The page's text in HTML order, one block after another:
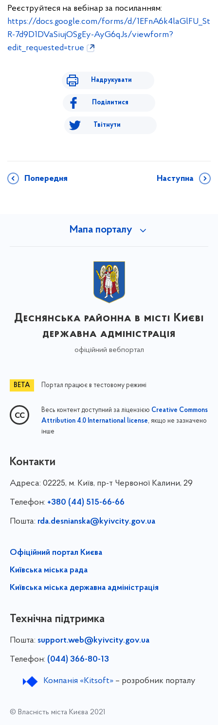
Реєструйтеся на вебінар за посиланням:
https://docs.google.com/forms/d/1EFnA6k4laGlFU_St
R-7d9D1DVaSiujOSgEy-AyG6qJs/viewform?
edit_requested=true
Надрукувати
Поділитися
Твітнути
Попередня Наступна
Мапа порталу
Деснянська районна в місті Києві
державна адміністрація
офіційний вебпортал
Портал працює в тестовому режимі
Весь контент доступний за ліцензією Creative Commons
Attribution 4.0 International license, якщо не зазначено
інше
Контакти
Адреса: 02225, м. Київ, пр-т Червоної Калини, 29
Телефон: +380 (44) 515-66-66
Пошта: rda.desnianska@kyivcity.gov.ua
Офіційний портал Києва
Київська міська рада
Київська міська державна адміністрація
Технічна підтримка
Пошта: support.web@kyivcity.gov.ua
Телефон: (044) 366-80-13
Компанія «Kitsoft»– розробник порталу
© Власність міста Києва 2021